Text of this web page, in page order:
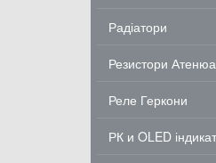
Радіатори
Резистори
Реле Геркони
РК и OLED